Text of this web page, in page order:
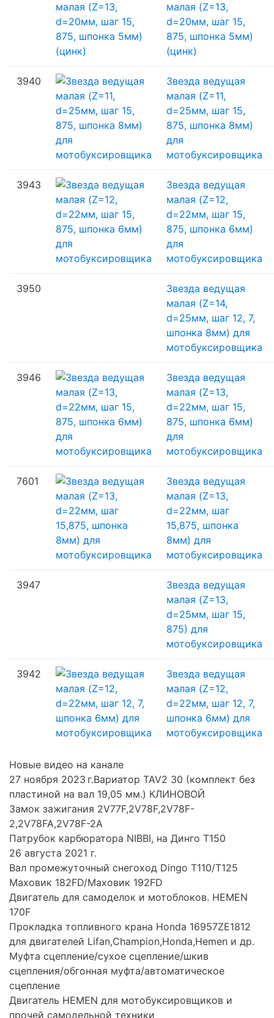
малая (Z=13,
d=20мм, шаг 15,
875, шпонка 5мм)
(цинк)
3940
Звезда ведущая
малая (Z=11,
d=25мм, шаг 15,
875, шпонка 8мм)
для
мотобуксировщика
3943
Звезда ведущая
малая (Z=12,
d=22мм, шаг 15,
875, шпонка 6мм)
для
мотобуксировщика
3950
Звезда ведущая
малая (Z=14,
d=25мм, шаг 12, 7,
шпонка 8мм) для
мотобуксировщика
3946
Звезда ведущая
малая (Z=13,
d=22мм, шаг 15,
875, шпонка 6мм)
для
мотобуксировщика
7601
Звезда ведущая
малая (Z=13,
d=22мм, шаг
15,875, шпонка
8мм) для
мотобуксировщика
3947
Звезда ведущая
малая (Z=13,
d=25мм, шаг 15,
875) для
мотобуксировщика
3942
Звезда ведущая
малая (Z=12,
d=22мм, шаг 12, 7,
шпонка 6мм) для
мотобуксировщика
Новые видео на канале
27 ноября 2023 г.Вариатор TAV2 30 (комплект без
пластиной на вал 19,05 мм.) КЛИНОВОЙ
Замок зажигания 2V77F,2V78F,2V78F-
2,2V78FA,2V78F-2A
Патрубок карбюратора NIBBI, на Динго Т150
26 августа 2021 г.
Вал промежуточный снегоход Dingo T110/T125
Маховик 182FD/Маховик 192FD
Двигатель для самоделок и мотоблоков. HEMEN
170F
Прокладка топливного крана Honda 16957ZE1812
для двигателей Lifan,Champion,Honda,Hemen и др.
Муфта сцепление/сухое сцепление/шкив
сцепления/обгонная муфта/автоматическое
сцепление
Двигатель HEMEN для мотобуксировщиков и
прочей самодельной техники